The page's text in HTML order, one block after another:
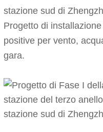
stazione sud di
Progetto di
positive per vento,
gara.